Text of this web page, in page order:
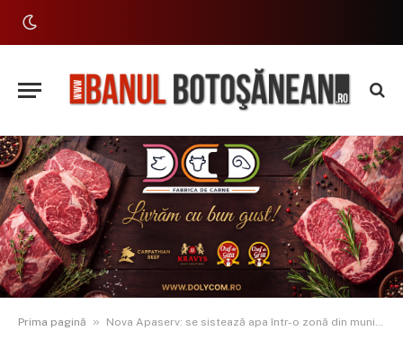
Prima pagină » Nova Apaserv: se sistează apa într-o zonă din municipiul Botoșani pentru a repara o avarie